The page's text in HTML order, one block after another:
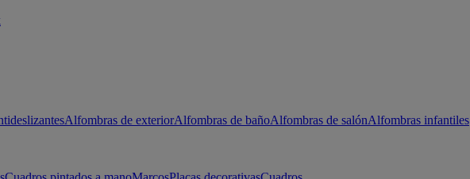
Alfombras de exteriorAlfombras de bañoAlfombras de salónAlfombras infantiles